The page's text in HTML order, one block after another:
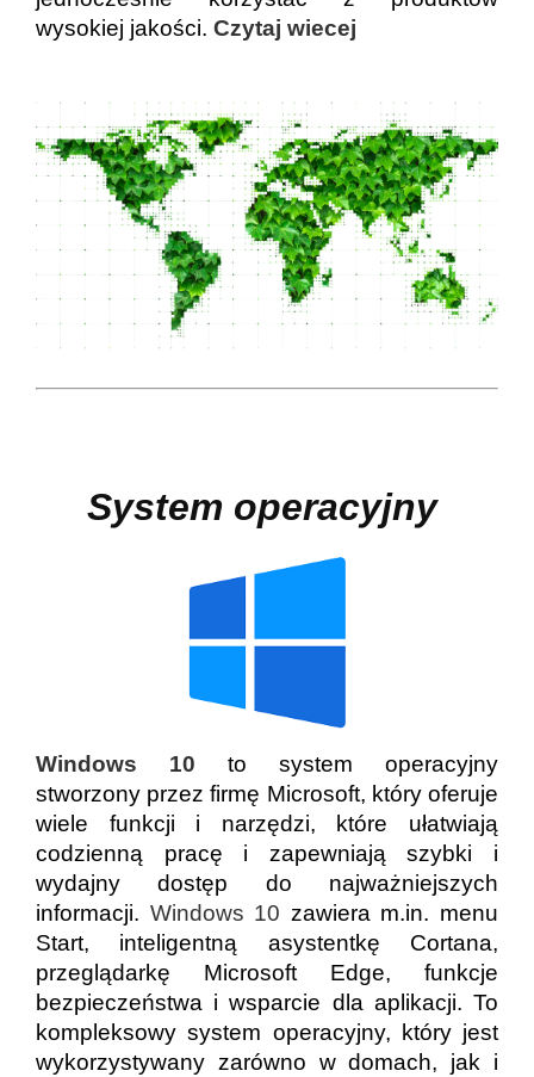
wysokiej jakości. Czytaj wiecej
System operacyjny
Windows 10 to system operacyjny
stworzony przez firmę Microsoft, który oferuje
wiele funkcji i narzędzi, które ułatwiają
codzienną pracę i zapewniają szybki i
wydajny dostęp do najważniejszych
informacji. Windows 10 zawiera m.in. menu
Start, inteligentną asystentkę Cortana,
przeglądarkę Microsoft Edge, funkcje
bezpieczeństwa i wsparcie dla aplikacji. To
kompleksowy system operacyjny, który jest
wykorzystywany zarówno w domach, jak i